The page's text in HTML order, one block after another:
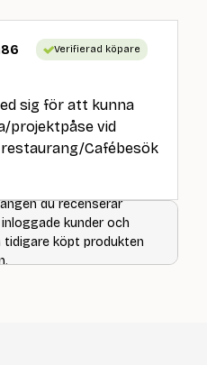
Verifierad köpare
sig för att kunna
projektpåse vid
Cafébesök
du recenserar
kunder och
tidigare köpt produkten